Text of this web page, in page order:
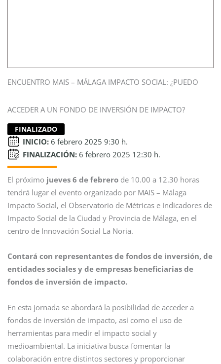
ENCUENTRO MAIS – MÁLAGA IMPACTO SOCIAL: ¿PUEDO
ACCEDER A UN FONDO DE INVERSIÓN DE IMPACTO?
FINALIZADO
INICIO: 6 febrero 2025 9:30 h.
FINALIZACIÓN: 6 febrero 2025 12:30 h.
El próximo jueves 6 de febrero de 10.00 a 12.30 horas
tendrá lugar el evento organizado por MAIS – Málaga
Impacto Social, el Observatorio de Métricas e Indicadores de
Impacto Social de la Ciudad y Provincia de Málaga, en el
centro de Innovación Social La Noria.
Contará con representantes de fondos de inversión, de
entidades sociales y de empresas beneficiarias de
fondos de inversión de impacto.
En esta jornada se abordará la posibilidad de acceder a
fondos de inversión de impacto, así como el uso de
herramientas para medir el impacto social y
medioambiental. La iniciativa busca fomentar la
colaboración entre distintos sectores y proporcionar